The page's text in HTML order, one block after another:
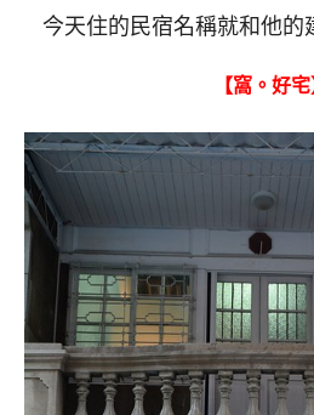
今天住的民宿名稱就和他的
【窩。好宅